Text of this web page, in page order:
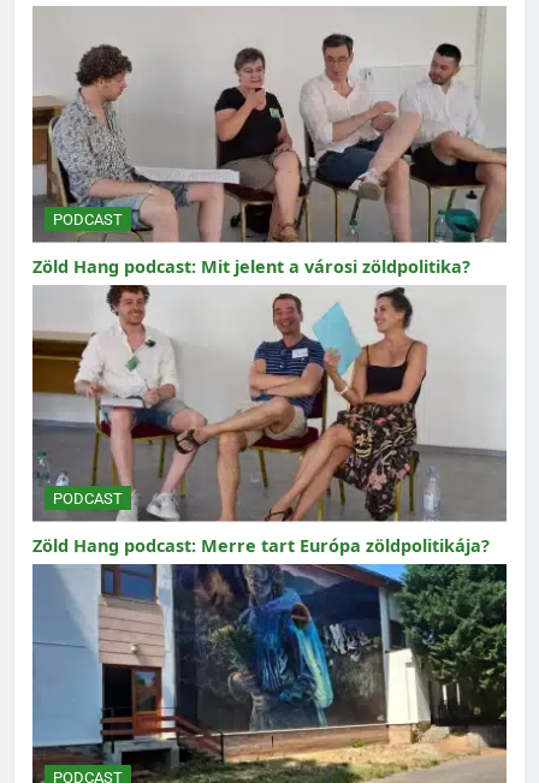
PODCAST
Zöld Hang podcast: Mit jelent a városi zöldpolitika?
PODCAST
Zöld Hang podcast: Merre tart Európa zöldpolitikája?
PODCAST